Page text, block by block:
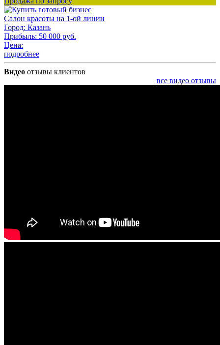
Салон красоты на 1-ой линии
Город: Казань
Прибыль: 50 000 руб.
Цена:
подробнее
Видео отзывы клиентов
все видео отзывы